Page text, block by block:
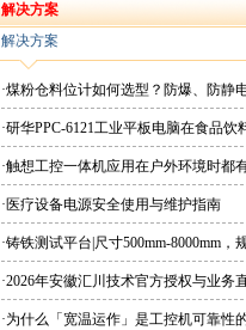
解决方案
解决方案
·煤粉仓料位计如何选型？防爆、防静
·研华PPC-6121工业平板电脑在食品
·触想工控一体机应用在户外环境时都
·医疗设备电源安全使用与维护指南
·铸铁测试平台|尺寸500mm-8000mm，
·2026年安徽汇川技术官方授权与业务
现货直供平台
·为什么「宽温运作」是工控机可靠性